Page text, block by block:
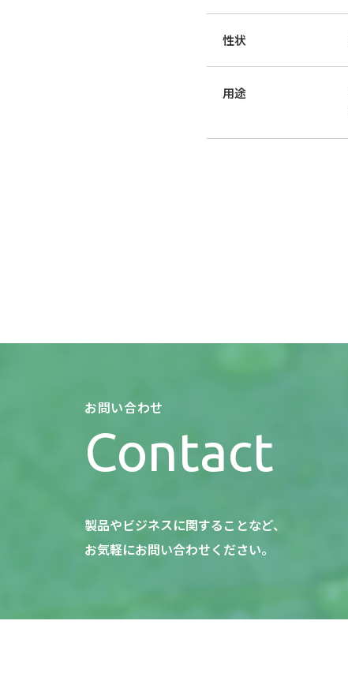
性状
用途
お問い合わせ
Contact
製品やビジネスに関することなど、
お気軽にお問い合わせください。